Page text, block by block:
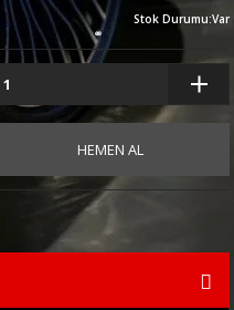
Stok Durumu:Var
HEMEN AL